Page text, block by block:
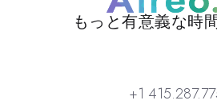
Atreo
もっと有意義な時
+1